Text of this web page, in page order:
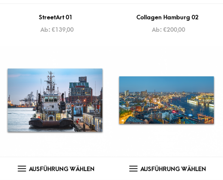
StreetArt 01
Ab: €139,00
Collagen Hamburg 02
Ab: €200,00
AUSFÜHRUNG WÄHLEN AUSFÜHRUNG WÄHLEN